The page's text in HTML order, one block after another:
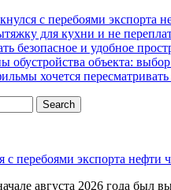
с перебоями экспорта
для кухни и не
безопасное и удобное
обустройства объекта:
хочется пересматривать
с перебоями экспорта нефти
августа 2026 года был